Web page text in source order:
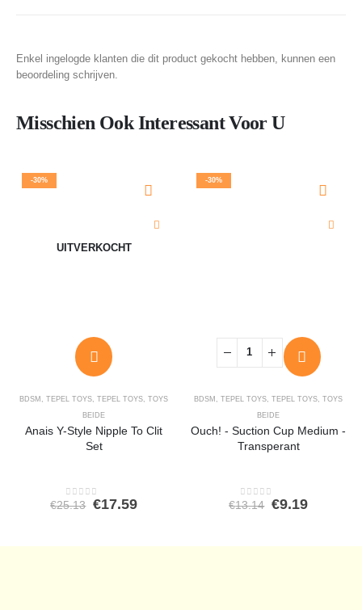
Enkel ingelogde klanten die dit product gekocht hebben, kunnen een
beoordeling schrijven.
Misschien Ook Interessant Voor U
-30%
UITVERKOCHT
BDSM TEPEL TOYS TEPEL TOYS TOYS
BEIDE
Anais Y-Style Nipple To Clit
Set
0out of 5
€25.13 Oorspronkelijke
€17.59Huidige
-30%
BDSM TEPEL TOYS TEPEL TOYS TOYS
BEIDE
Ouch! - Suction Cup Medium -
Transperant
0out of 5
€13.14 €9.19Huidige